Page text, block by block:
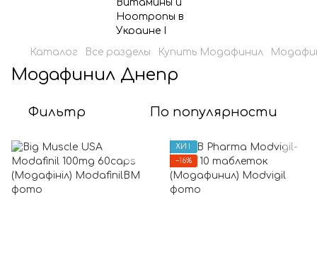
Каталог Все разделы Купить Модафинил
Модафинил Днепр
Фильтр По популярности
ХИТ
−16%